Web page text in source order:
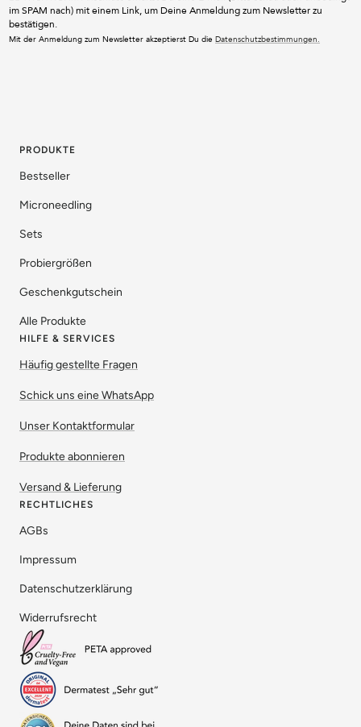
im SPAM nach) mit einem Link, um Deine Anmeldung zum Newsletter zu
bestätigen.
Mit der Anmeldung zum Newsletter akzeptierst Du die Datenschutzbestimmungen.
PRODUKTE
Bestseller
Microneedling
Sets
Probiergrößen
Geschenkgutschein
Alle Produkte
HILFE & SERVICES
Häufig gestellte Fragen
Schick uns eine WhatsApp
Unser Kontaktformular
Produkte abonnieren
Versand & Lieferung
RECHTLICHES
AGBs
Impressum
Datenschutzerklärung
Widerrufsrecht